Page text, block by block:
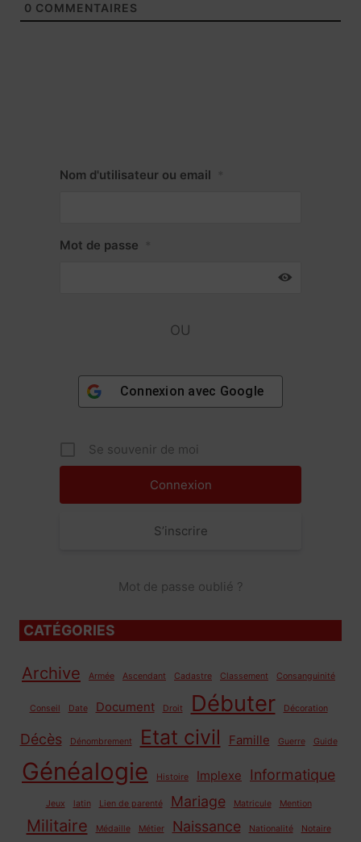
0 COMMENTAIRES
Nom d'utilisateur ou email
Mot de passe
OU
Connexion avec Google
Se souvenir de moi
S’inscrire
Mot de passe oublié ?
CATÉGORIES
Archive Armée Ascendant Cadastre Classement Consanguinité
Conseil Date Document Droit Débuter Décoration
Décès Dénombrement Etat civil Famille Guerre Guide
Généalogie Histoire Implexe Informatique
Jeux latin Lien de parenté Mariage Matricule Mention
Militaire Médaille Métier Naissance Nationalité Notaire